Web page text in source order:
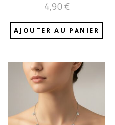
4,90 €
AJOUTER AU PANIER